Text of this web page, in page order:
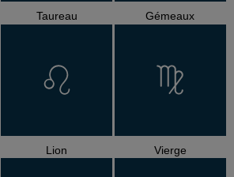
Taureau Gémeaux
Lion Vierge